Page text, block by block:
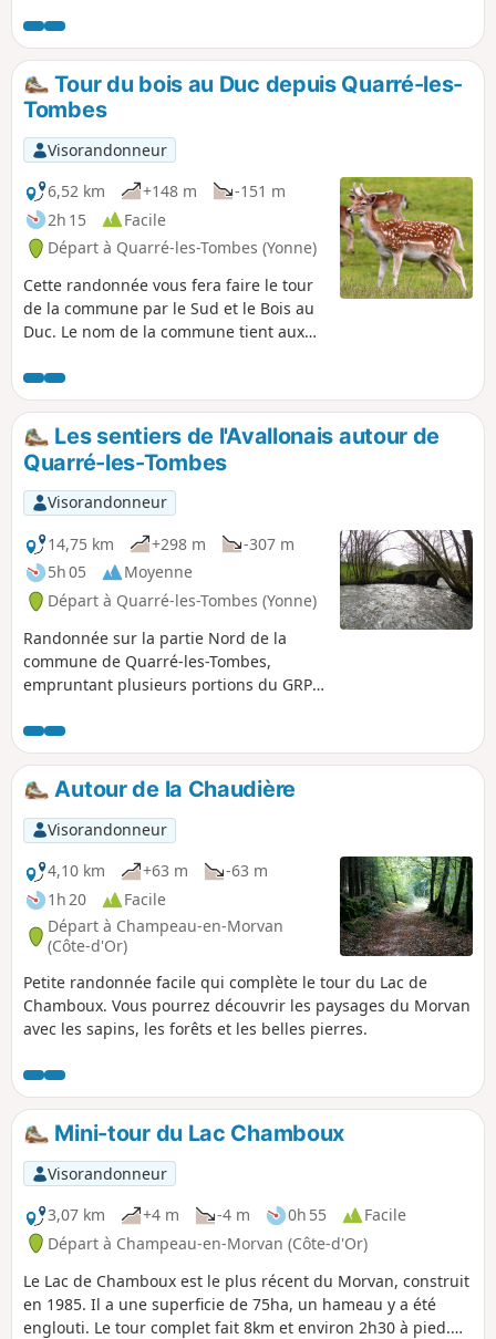
mystères et de légendes.
Tour du bois au Duc depuis Quarré-les-
Tombes
Visorandonneur
6,52 km
+148 m
-151 m
2h 15
Facile
Départ à Quarré-les-Tombes (Yonne)
Cette randonnée vous fera faire le tour
de la commune par le Sud et le Bois au
Duc. Le nom de la commune tient aux
l'église. Vous passerez le long du parc à
daims. Ils ne sont pas farouches et il est
souvent possible d'en voir un ou deux.
Parcours plutôt familial. N'oubliez pas
les chaussures adaptés.
Les sentiers de l'Avallonais autour de
Quarré-les-Tombes
Visorandonneur
14,75 km
+298 m
-307 m
5h 05
Moyenne
Départ à Quarré-les-Tombes (Yonne)
Randonnée sur la partie Nord de la
commune de Quarré-les-Tombes,
empruntant plusieurs portions du GRP®
Morvan. Le dénivelé est assez doux
malgré deux montées importantes. La
randonnée emprunte une diversité de
chemins et de petites routes. Quelques
petits points de vue sont dispersés tout
le long du parcours.
Autour de la Chaudière
Visorandonneur
4,10 km
+63 m
-63 m
1h 20
Facile
Départ à Champeau-en-Morvan
(Côte-d'Or)
Petite randonnée facile qui complète le tour du Lac de
Chamboux. Vous pourrez découvrir les paysages du Morvan
avec les sapins, les forêts et les belles pierres.
Mini-tour du Lac Chamboux
Visorandonneur
3,07 km
+4 m -4 m 0h 55
Facile
Départ à Champeau-en-Morvan (Côte-d'Or)
Le Lac de Chamboux est le plus récent du Morvan, construit
en 1985. Il a une superficie de 75ha, un hameau y a été
englouti. Le tour complet fait 8km et environ 2h30 à pied.